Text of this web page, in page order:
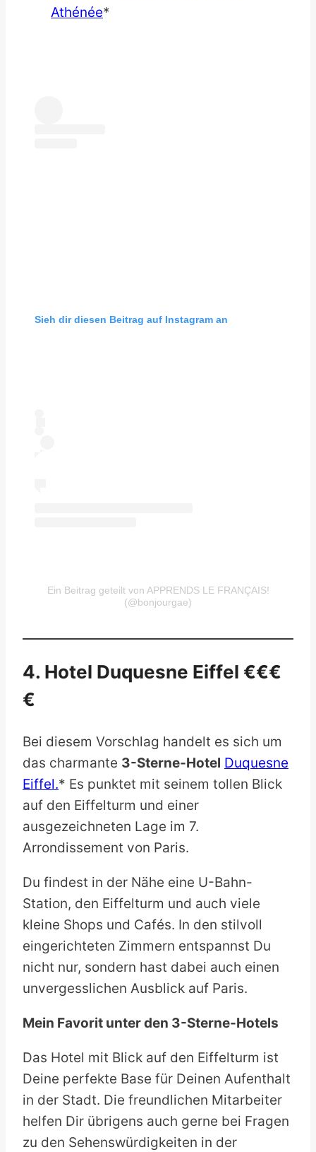
Athénée*
Sieh dir diesen Beitrag auf Instagram an
Ein Beitrag geteilt von APPRENDS LE FRANÇAIS!
(@bonjourgae)
4. Hotel Duquesne Eiffel €€€
€
Bei diesem Vorschlag handelt es sich um
das charmante 3-Sterne-Hotel Duquesne
Eiffel.* Es punktet mit seinem tollen Blick
auf den Eiffelturm und einer
ausgezeichneten Lage im 7.
Arrondissement von Paris.
Du findest in der Nähe eine U-Bahn-
Station, den Eiffelturm und auch viele
kleine Shops und Cafés. In den stilvoll
eingerichteten Zimmern entspannst Du
nicht nur, sondern hast dabei auch einen
unvergesslichen Ausblick auf Paris.
Mein Favorit unter den 3-Sterne-Hotels
Das Hotel mit Blick auf den Eiffelturm ist
Deine perfekte Base für Deinen Aufenthalt
in der Stadt. Die freundlichen Mitarbeiter
helfen Dir übrigens auch gerne bei Fragen
zu den Sehenswürdigkeiten in der